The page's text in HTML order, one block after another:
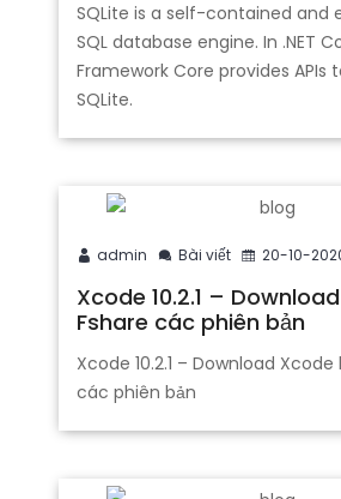
SQLite is a self-contained and
SQL database engine. In .NET
Framework Core provides APIs
SQLite.
admin Bài viết 20-10-
Xcode 10.2.1 –
Fshare các phiên bản
Xcode 10.2.1 – Download Xcode
các phiên bản